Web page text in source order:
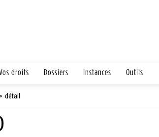
droits Dossiers Instances Outils
détail